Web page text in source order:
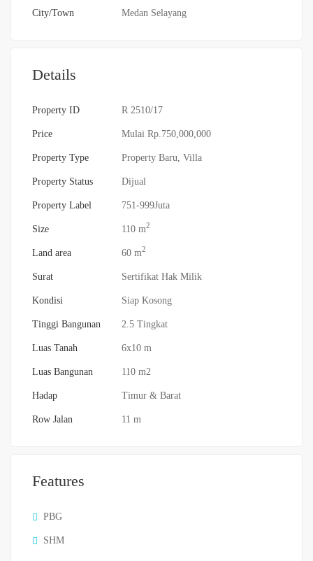
City/Town Medan Selayang
Details
Property ID R 2510/17
Price Mulai Rp.750,000,000
Property Type Property Baru Villa
Property Status Dijual
Property Label 751-999Juta
Size 110 m2
Land area 60 m2
Surat Sertifikat Hak Milik
Kondisi Siap Kosong
Tinggi Bangunan 2.5 Tingkat
Luas Tanah 6x10 m
Luas Bangunan 110 m2
Hadap Timur & Barat
Row Jalan 11 m
Features
PBG
SHM